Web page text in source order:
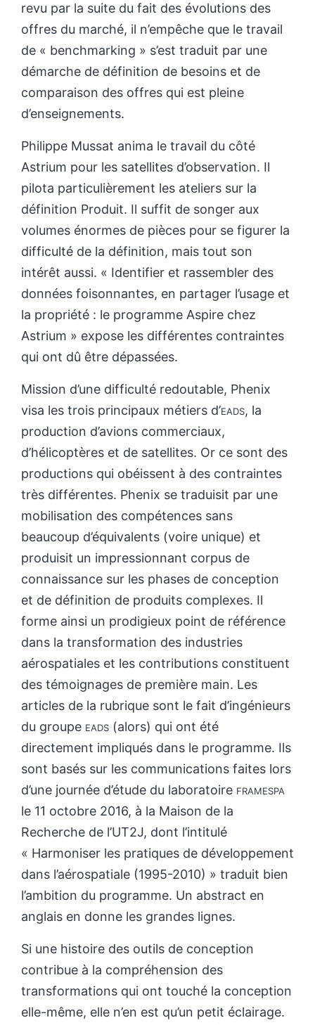
revu par la suite du fait des évolutions des
offres du marché, il n’empêche que le travail
de « benchmarking » s’est traduit par une
démarche de définition de besoins et de
comparaison des offres qui est pleine
d’enseignements.
Philippe Mussat anima le travail du côté
Astrium pour les satellites d’observation. Il
pilota particulièrement les ateliers sur la
définition Produit. Il suffit de songer aux
volumes énormes de pièces pour se figurer la
difficulté de la définition, mais tout son
intérêt aussi. « Identifier et rassembler des
données foisonnantes, en partager l’usage et
la propriété : le programme Aspire chez
Astrium » expose les différentes contraintes
qui ont dû être dépassées.
Mission d’une difficulté redoutable, Phenix
visa les trois principaux métiers d’eads, la
production d’avions commerciaux,
d’hélicoptères et de satellites. Or ce sont des
productions qui obéissent à des contraintes
très différentes. Phenix se traduisit par une
mobilisation des compétences sans
beaucoup d’équivalents (voire unique) et
produisit un impressionnant corpus de
connaissance sur les phases de conception
et de définition de produits complexes. Il
forme ainsi un prodigieux point de référence
dans la transformation des industries
aérospatiales et les contributions constituent
des témoignages de première main. Les
articles de la rubrique sont le fait d’ingénieurs
du groupe eads (alors) qui ont été
directement impliqués dans le programme. Ils
sont basés sur les communications faites lors
d’une journée d’étude du laboratoire framespa
le 11 octobre 2016, à la Maison de la
Recherche de l’UT2J, dont l’intitulé
« Harmoniser les pratiques de développement
dans l’aérospatiale (1995-2010) » traduit bien
l’ambition du programme. Un abstract en
anglais en donne les grandes lignes.
Si une histoire des outils de conception
contribue à la compréhension des
transformations qui ont touché la conception
elle-même, elle n’en est qu’un petit éclairage.